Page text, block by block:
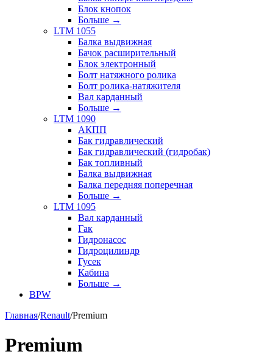
Блок кнопок
Больше →
LTM 1055
Балка выдвижная
Бачок расширительный
Блок электронный
Болт натяжного ролика
Болт ролика-натяжителя
Вал карданный
Больше →
LTM 1090
АКПП
Бак гидравлический
Бак гидравлический (гидробак)
Бак топливный
Балка выдвижная
Балка передняя поперечная
Больше →
LTM 1095
Вал карданный
Гак
Гидронасос
Гидроцилиндр
Гусек
Кабина
Больше →
BPW
Главная/Renault/Premium
Premium